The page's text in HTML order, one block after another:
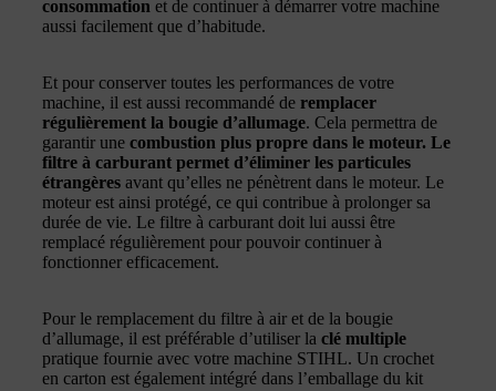
consommation et de continuer à démarrer votre machine
aussi facilement que d’habitude.
Et pour conserver toutes les performances de votre
machine, il est aussi recommandé de remplacer
régulièrement la bougie d’allumage. Cela permettra de
garantir une combustion plus propre dans le moteur. Le
filtre à carburant permet d’éliminer les particules
étrangères avant qu’elles ne pénètrent dans le moteur. Le
moteur est ainsi protégé, ce qui contribue à prolonger sa
durée de vie. Le filtre à carburant doit lui aussi être
remplacé régulièrement pour pouvoir continuer à
fonctionner efficacement.
Pour le remplacement du filtre à air et de la bougie
d’allumage, il est préférable d’utiliser la clé multiple
pratique fournie avec votre machine STIHL. Un crochet
en carton est également intégré dans l’emballage du kit